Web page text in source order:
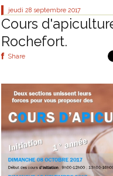
jeudi 28 septembre 2017
Cours
Rochefort.
Share